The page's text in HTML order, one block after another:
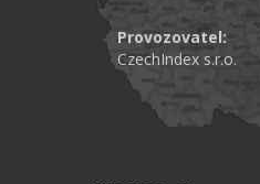
Provozovatel:
CzechIndex s.r.o.